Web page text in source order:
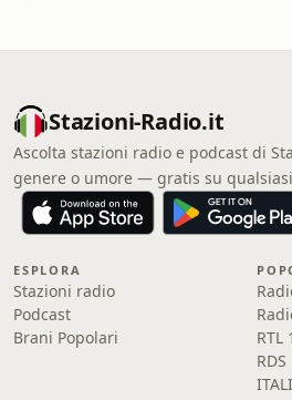
Stazioni-Radio.it
Ascolta stazioni radio e podcast di
genere o umore — gratis su
ESPLORA
Stazioni radio
Podcast
Brani Popolari
RTL